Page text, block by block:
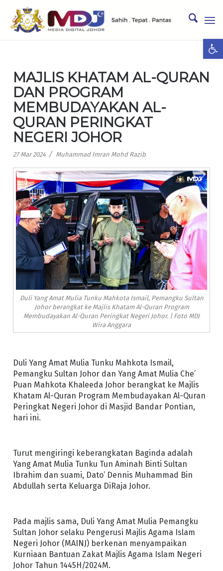
MAJLIS KHATAM AL-QURAN
DAN PROGRAM
MEMBUDAYAKAN AL-
QURAN PERINGKAT
NEGERI JOHOR
27 Mar 2024 / Muhammad Imran Mohd Razib
Duli Yang Amat Mulia Tunku Mahkota Ismail, Pemangku Sultan
Johor berangkat ke Majlis Khatam Al-Quran Program
Membudayakan Al-Quran Peringkat Negeri Johor. | Foto MDJ
Wira Anggara
Duli Yang Amat Mulia Tunku Mahkota Ismail,
Pemangku Sultan Johor dan Yang Amat Mulia Che’
Puan Mahkota Khaleeda Johor berangkat ke Majlis
Khatam Al-Quran Program Membudayakan Al-Quran
Peringkat Negeri Johor di Masjid Bandar Pontian,
hari ini.
Turut mengiringi keberangkatan Baginda adalah
Yang Amat Mulia Tunku Tun Aminah Binti Sultan
Ibrahim dan suami, Dato’ Dennis Muhammad Bin
Abdullah serta Keluarga DiRaja Johor.
Pada majlis sama, Duli Yang Amat Mulia Pemangku
Sultan Johor selaku Pengerusi Majlis Agama Islam
Negeri Johor (MAINJ) berkenan menyampaikan
Kurniaan Bantuan Zakat Majlis Agama Islam Negeri
Johor Tahun 1445H/2024M.